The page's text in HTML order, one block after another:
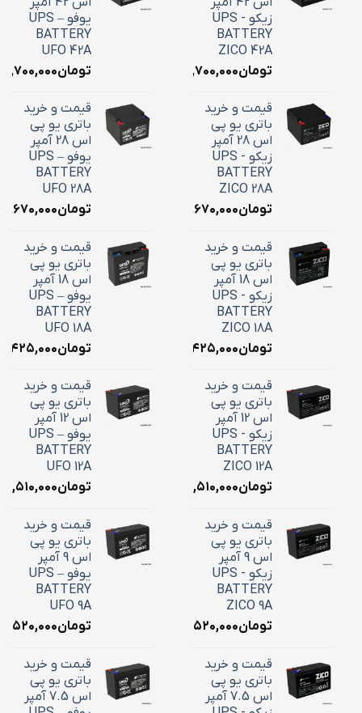
زیکو - UPS
BATTERY
ZICO 42A
تومان۱۸,۷۰۰,۰۰۰
قیمت و خرید
باتری یو پی
اس 28 آمپر
زیکو - UPS
BATTERY
ZICO 28A
تومان۱۰,۶۷۰,۰۰۰
قیمت و خرید
باتری یو پی
اس 18 آمپر
زیکو - UPS
BATTERY
ZICO 18A
تومان۷,۴۲۵,۰۰۰
قیمت و خرید
باتری یو پی
اس 12 آمپر
زیکو - UPS
BATTERY
ZICO 12A
تومان۴,۵۱۰,۰۰۰
قیمت و خرید
باتری یو پی
اس 9 آمپر
زیکو - UPS
BATTERY
ZICO 9A
تومان۳,۵۲۰,۰۰۰
قیمت و خرید
باتری یو پی
اس 7.5 آمپر
یوفو – UPS
BATTERY
UFO 42A
تومان
قیمت و خرید
باتری یو پی
اس 28 آمپر
یوفو – UPS
BATTERY
UFO 28A
تومان۱۰,۶۷۰,۰۰۰
قیمت و خرید
باتری یو پی
اس 18 آمپر
یوفو – UPS
BATTERY
UFO 18A
تومان
قیمت و خرید
باتری یو پی
اس 12 آمپر
یوفو – UPS
BATTERY
UFO 12A
تومان۴,۵۱۰,۰۰۰
قیمت و خرید
باتری یو پی
اس 9 آمپر
یوفو – UPS
BATTERY
UFO 9A
تومان۳,۵۲۰,۰۰۰
قیمت و خرید
باتری یو پی
اس 7.5 آمپر